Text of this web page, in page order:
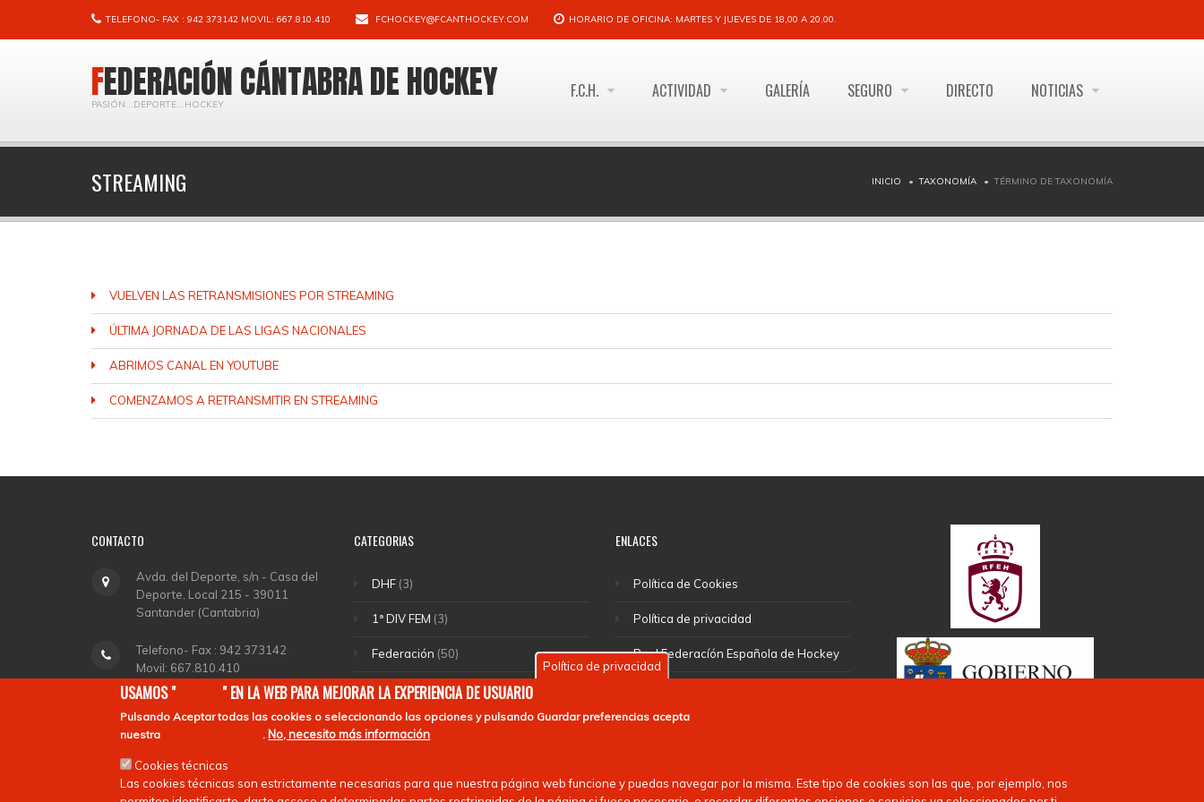
TELEFONO- FAX : 942 373142 MOVIL: 667.810.410 FCHOCKEY@FCANTHOCKEY.COM HORARIO DE OFICINA: MARTES Y JUEVES DE 18,00 A 20,00.
FEDERACIÓN CÁNTABRA DE HOCKEY
PASIÓN...DEPORTE...HOCKEY
F.C.H. ACTIVIDAD GALERÍA SEGURO DIRECTO NOTICIAS
STREAMING INICIO TAXONOMÍA TÉRMINO DE TAXONOMÍA
VUELVEN LAS RETRANSMISIONES POR STREAMING
ÚLTIMA JORNADA DE LAS LIGAS NACIONALES
ABRIMOS CANAL EN YOUTUBE
COMENZAMOS A RETRANSMITIR EN STREAMING
CONTACTO
Avda. del Deporte, s/n - Casa del
Deporte, Local 215 - 39011
Santander (Cantabria)
Telefono- Fax : 942 373142
Movil: 667.810.410
fchockey@fcanthockey.com
Jueves de 18,00 a 20,00.
CATEGORIAS
DHF(3)
1ª DIV FEM (3)
Federación (50)
Selecciones(46)
DHA(1)
Ligas nacionales (13)
ENLACES
Política de Cookies
Política de privacidad
Real Federacíón Española de Hockey
Política de privacidad
USAMOS "COOKIES " EN LA WEB PARA MEJORAR LA EXPERIENCIA DE USUARIO
PulsandoAceptar todas las cookies o seleccionando las opciones y pulsando Guardar preferencias acepta
nuestra
. No, necesito más información
Cookies técnicas
Las cookies técnicas son estrictamente necesarias para que nuestra página web funcione y puedas navegar por la misma. Este tipo de cookies son las que, por ejemplo, nos